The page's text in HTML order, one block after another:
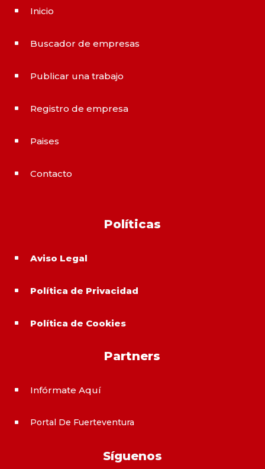
^ Inicio
^ Buscador de empresas
^ Publicar una trabajo
^ Registro de empresa
^ Paises
^ Contacto
Políticas
^ Aviso Legal
^ Política de Privacidad
^ Política de Cookies
Partners
^ Infórmate Aquí
^ Portal De Fuerteventura
Síguenos